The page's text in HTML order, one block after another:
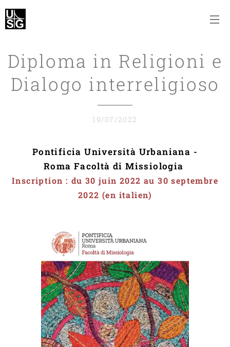
Diploma in Religioni e
Dialogo interreligioso
19/07/2022
Pontificia Università Urbaniana -
Roma Facoltà di Missiologia
Inscription : du 30 juin 2022 au 30 septembre
2022(en italien)